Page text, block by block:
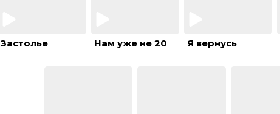
Застолье Нам уже не 20 Я вернусь